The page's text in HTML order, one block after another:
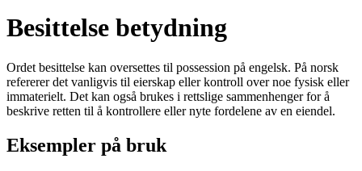
Besittelse betydning
Ordet besittelse kan oversettes til possession på engelsk. På norsk
refererer det vanligvis til eierskap eller kontroll over noe fysisk eller
immaterielt. Det kan også brukes i rettslige sammenhenger for å
beskrive retten til å kontrollere eller nyte fordelene av en eiendel.
Eksempler på bruk